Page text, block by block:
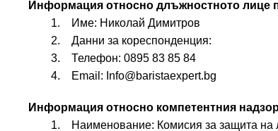
Информация относно длъжностното лице
1. Име: Николай Димитров
2. Данни за кореспонденция:
3. Телефон: 0895 83 85 84
4. Email: Info@baristaexpert.bg
Информация относно компетентния
1. Наименование: Комисия за защита на